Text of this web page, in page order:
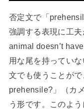
否定文で「
強調する表現に工
animal doesn’t
用な尾を持ってい
文でも使うことが
prehensile?」（カ
う形です。このよ